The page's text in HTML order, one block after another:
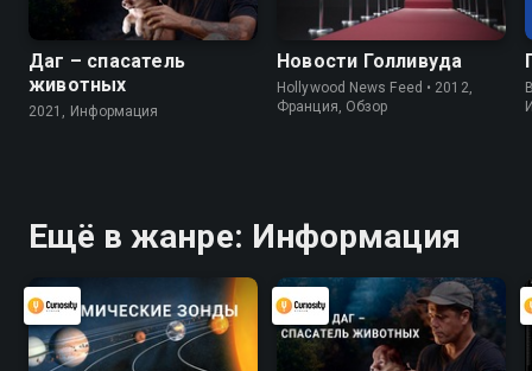
Даг – спасатель
животных
2021, Информация
Новости Голливуда
Hollywood News Feed • 2012,
Франция, Обзор
Ещё в жанре: Информация